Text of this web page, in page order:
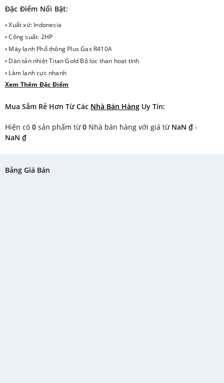
Đặc Điểm Nổi Bật:
▫ Xuất xứ: Indonesia
▫ Công suất: 2HP
▫ Máy lạnh Phổ thông Plus Gas R410A
▫ Dàn tản nhiệt Titan Gold Bộ lọc than hoạt tính
▫ Làm lạnh cực nhanh
▫ Năm sản xuất : 2018
Xem Thêm Đặc Điểm
Mua Sắm Rẻ Hơn Từ Các Nhà Bán Hàng Uy Tín:
Hiện có 0 sản phẩm từ0 Nhà bán hàng với giá từ NaN ₫ -
NaN ₫
Bảng Giá Bán